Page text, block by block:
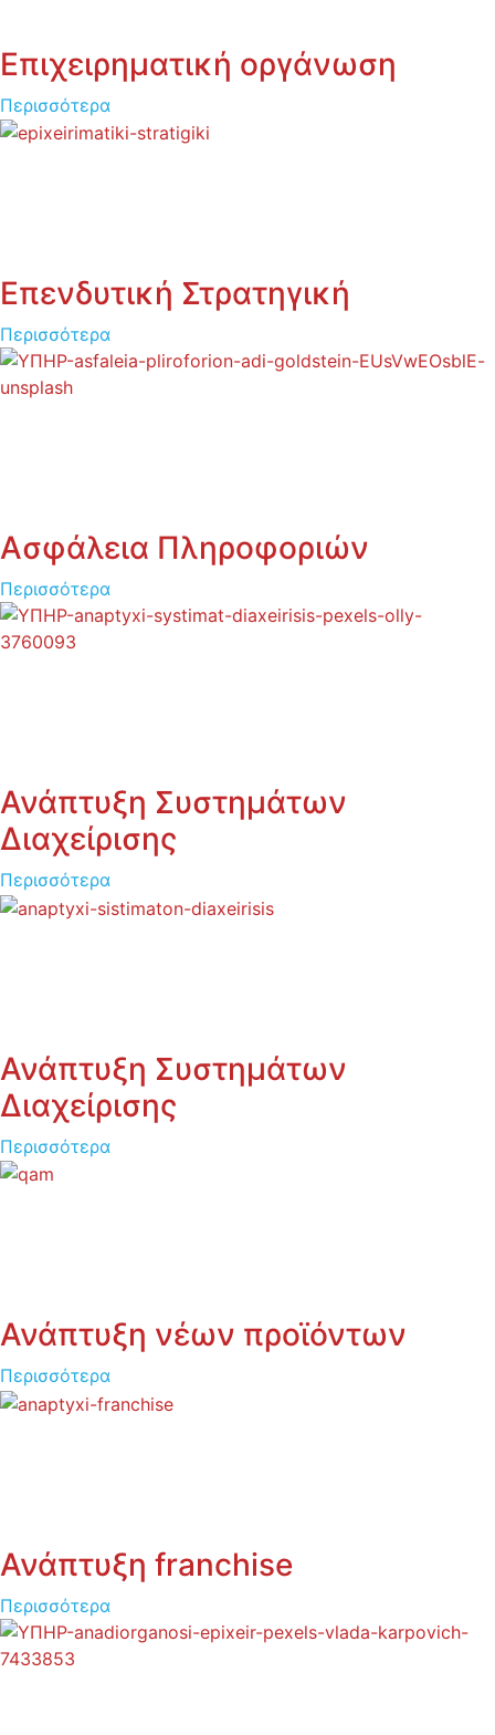
Επιχειρηματική οργάνωση
Περισσότερα
Επενδυτική Στρατηγική
Περισσότερα
Ασφάλεια Πληροφοριών
Περισσότερα
Ανάπτυξη Συστημάτων
Διαχείρισης
Περισσότερα
Ανάπτυξη Συστημάτων
Διαχείρισης
Περισσότερα
Ανάπτυξη νέων προϊόντων
Περισσότερα
Ανάπτυξη franchise
Περισσότερα